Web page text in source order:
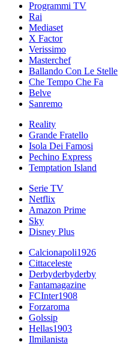
Programmi TV
Rai
Mediaset
X Factor
Verissimo
Masterchef
Ballando Con Le Stelle
Che Tempo Che Fa
Belve
Sanremo
Reality
Grande Fratello
Isola Dei Famosi
Pechino Express
Temptation Island
Serie TV
Netflix
Amazon Prime
Sky
Disney Plus
Calcionapoli1926
Cittaceleste
Derbyderbyderby
Fantamagazine
FCInter1908
Forzaroma
Golssip
Hellas1903
Ilmilanista